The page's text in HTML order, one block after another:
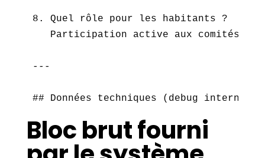
8. Quel rôle pour les habitants ?
Participation active aux comités
---
## Données techniques (debug interne)
Bloc brut fourni